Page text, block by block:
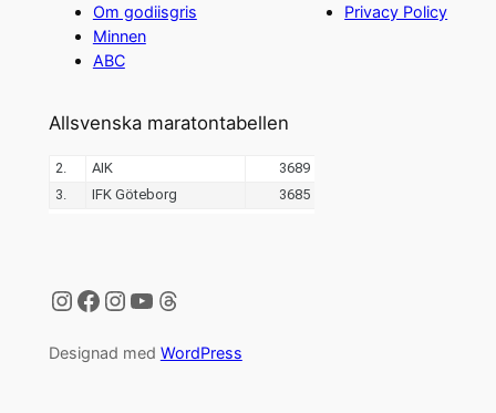
Om godiisgris
Minnen
ABC
Privacy Policy
Allsvenska maratontabellen
Instagram
Facebook
Instagram
YouTube
Threads
Designad med WordPress